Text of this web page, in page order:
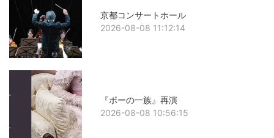
京都コンサートホール
2026-08-08 11:12:14
『ポーの一族』再演
2026-08-08 10:56:15